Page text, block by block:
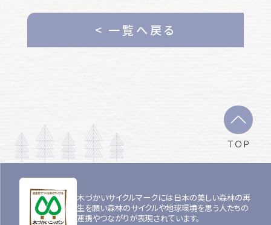
< 一覧へ戻る
TOP
木づかいサイクルマークには日本の美しい森林の再
生を願い森林のサイクルや地球環境を思う人たちの
連携やつながりが表現されています。